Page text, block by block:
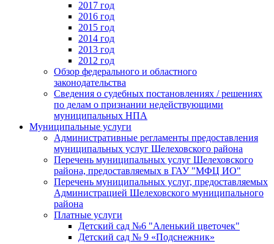
2017 год
2016 год
2015 год
2014 год
2013 год
2012 год
Обзор федерального и областного
законодательства
Сведения о судебных постановлениях / решениях
по делам о признании недействующими
муниципальных НПА
Муниципальные услуги
Административные регламенты предоставления
муниципальных услуг Шелеховского района
Перечень муниципальных услуг Шелеховского
района, предоставляемых в ГАУ "МФЦ ИО"
Перечень муниципальных услуг, предоставляемых
Администрацией Шелеховского муниципального
района
Платные услуги
Детский сад №6 "Аленький цветочек"
Детский сад № 9 «Подснежник»